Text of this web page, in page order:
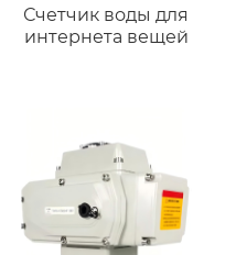
Счетчик воды для
интернета вещей